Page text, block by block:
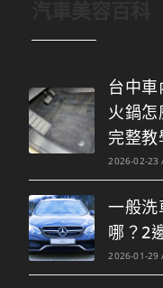
台中車
火鍋
完整教
2026-02-23
一般洗
哪？2
2026-01-29